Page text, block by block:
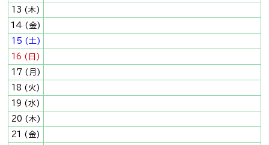
13 (木)
14 (金)
15 (土)
16 (日)
17 (月)
18 (火)
19 (水)
20 (木)
21 (金)